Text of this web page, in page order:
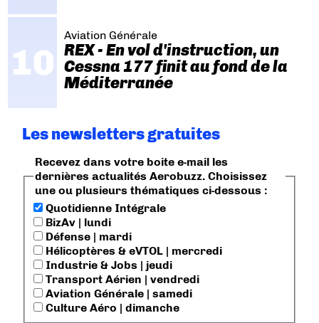
Aviation Générale
REX - En vol d'instruction, un
Cessna 177 finit au fond de la
Méditerranée
Les newsletters gratuites
Recevez dans votre boite e-mail les
dernières actualités Aerobuzz. Choisissez
une ou plusieurs thématiques ci-dessous :
Quotidienne Intégrale
BizAv | lundi
Défense | mardi
Hélicoptères & eVTOL | mercredi
Industrie & Jobs | jeudi
Transport Aérien | vendredi
Aviation Générale | samedi
Culture Aéro | dimanche